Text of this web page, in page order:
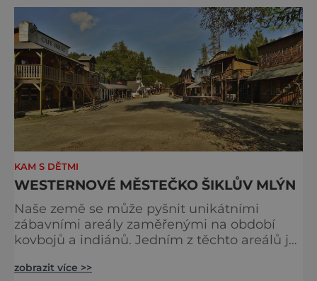
KAM S DĚTMI
WESTERNOVÉ MĚSTEČKO ŠIKLŮV MLÝN
Naše země se může pyšnit unikátními
zábavními areály zaměřenými na období
kovbojů a indiánů. Jedním z těchto areálů je
leží v údolí řeky Bobrůvky ve Zvoli nad
zobrazit více >>